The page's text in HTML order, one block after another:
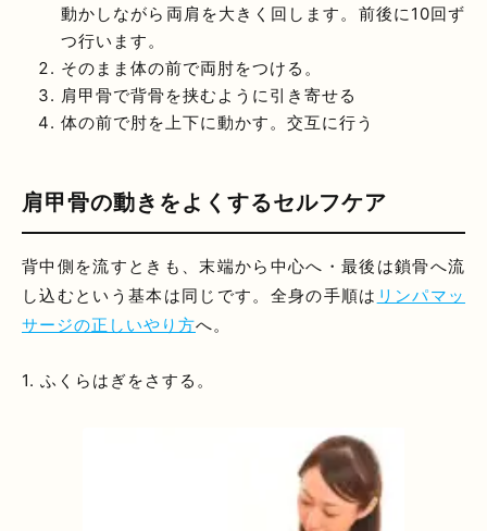
動かしながら両肩を大きく回します。前後に10回ず
つ行います。
そのまま体の前で両肘をつける。
肩甲骨で背骨を挟むように引き寄せる
体の前で肘を上下に動かす。交互に行う
肩甲骨の動きをよくするセルフケア
背中側を流すときも、末端から中心へ・最後は鎖骨へ流
し込むという基本は同じです。全身の手順は リンパマッ
サージの正しいやり方へ。
1. ふくらはぎをさする。